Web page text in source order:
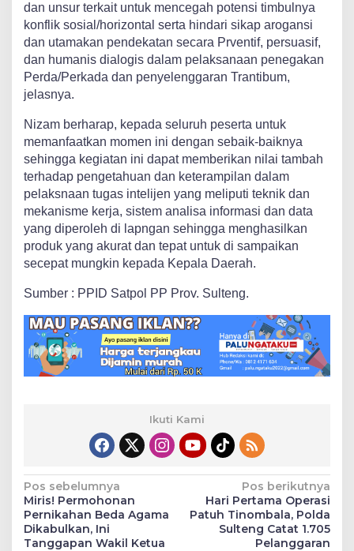
dan unsur terkait untuk mencegah potensi timbulnya
konflik sosial/horizontal serta hindari sikap arogansi
dan utamakan pendekatan secara Prventif, persuasif,
dan humanis dialogis dalam pelaksanaan penegakan
Perda/Perkada dan penyelenggaran Trantibum,
jelasnya.
Nizam berharap, kepada seluruh peserta untuk
memanfaatkan momen ini dengan sebaik-baiknya
sehingga kegiatan ini dapat memberikan nilai tambah
terhadap pengetahuan dan keterampilan dalam
pelaksnaan tugas intelijen yang meliputi teknik dan
mekanisme kerja, sistem analisa informasi dan data
yang diperoleh di lapngan sehingga menghasilkan
produk yang akurat dan tepat untuk di sampaikan
secepat mungkin kepada Kepala Daerah.
Sumber : PPID Satpol PP Prov. Sulteng.
Ikuti Kami
Navigasi
pos
Pos sebelumnya
Miris! Permohonan
Pernikahan Beda Agama
Dikabulkan, Ini
Tanggapan Wakil Ketua
Pos berikutnya
Hari Pertama Operasi
Patuh Tinombala, Polda
Sulteng Catat 1.705
Pelanggaran